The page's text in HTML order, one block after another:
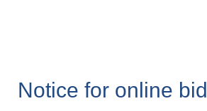
Notice for online bid